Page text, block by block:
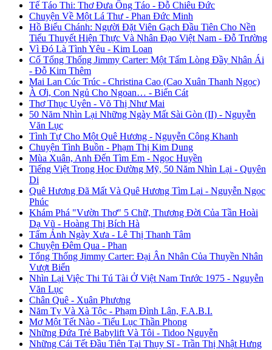
Tế Táo Thi: Thơ Đưa Ông Táo - Đỗ Chiêu Đức
Chuyện Về Một Lá Thư - Phan Đức Minh
Hồ Biểu Chánh: Người Đặt Viên Gạch Đầu Tiên Cho Nền
Tiểu Thuyết Hiện Thực Và Nhân Đạo Việt Nam - Đỗ Trường
Vì Đó Là Tình Yêu - Kim Loan
Cố Tổng Thống Jimmy Carter: Một Tấm Lòng Đầy Nhân Ái
- Đỗ Kim Thêm
Mai Lan Cúc Trúc - Christina Cao (Cao Xuân Thanh Ngọc)
À Ơi, Con Ngủ Cho Ngoan… - Biển Cát
Thơ Thục Uyên - Võ Thị Như Mai
50 Năm Nhìn Lại Những Ngày Mất Sài Gòn (II) - Nguyễn
Văn Lục
Tình Tự Cho Một Quê Hương - Nguyễn Công Khanh
Chuyện Tình Buồn - Phạm Thị Kim Dung
Mùa Xuân, Anh Đến Tìm Em - Ngọc Huyền
Tiếng Việt Trong Học Đường Mỹ, 50 Năm Nhìn Lại - Quyên
Di
Quê Hương Đã Mất Và Quê Hương Tìm Lại - Nguyễn Ngọc
Phúc
Khám Phá "Vườn Thơ" 5 Chữ, Thương Đời Của Tần Hoài
Dạ Vũ - Hoàng Thị Bích Hà
Tấm Ảnh Ngày Xưa - Lê Thị Thanh Tâm
Chuyện Đêm Qua - Phan
Tổng Thống Jimmy Carter: Đại Ân Nhân Của Thuyền Nhân
Vượt Biển
Nhìn Lại Việc Thi Tú Tài Ở Việt Nam Trước 1975 - Nguyễn
Văn Lục
Chân Quê - Xuân Phương
Năm Tỵ Và Xà Tộc - Phạm Đình Lân, F.A.B.I.
Mơ Một Tết Nào - Tiểu Lục Thần Phong
Những Đứa Trẻ Babylift Và Tôi - Tidoo Nguyễn
Những Cái Tết Đầu Tiên Tại Thụy Sĩ - Trần Thị Nhật Hưng